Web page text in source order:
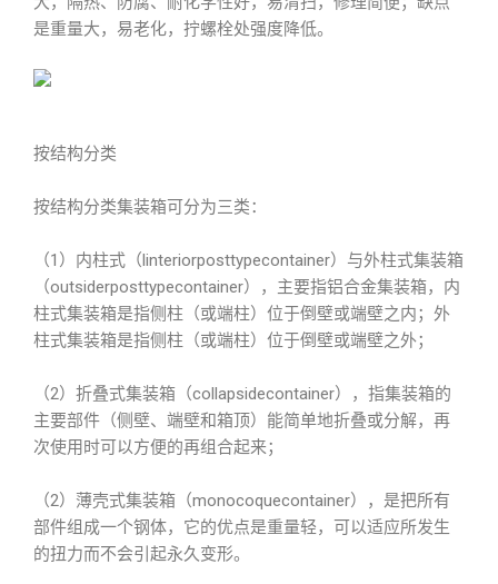
是重量大，易老化，拧螺栓处强度降低。
按结构分类
按结构分类集装箱可分为三类：
（1）内柱式（linteriorposttypecontainer）与外柱式集装箱
（outsiderposttypecontainer），主要指铝合金集装箱，内
柱式集装箱是指侧柱（或端柱）位于倒壁或端壁之内；外
柱式集装箱是指侧柱（或端柱）位于倒壁或端壁之外；
（2）折叠式集装箱（collapsidecontainer），指集装箱的
主要部件（侧壁、端壁和箱顶）能简单地折叠或分解，再
次使用时可以方便的再组合起来；
（2）薄壳式集装箱（monocoquecontainer），是把所有
部件组成一个钢体，它的优点是重量轻，可以适应所发生
的扭力而不会引起永久变形。